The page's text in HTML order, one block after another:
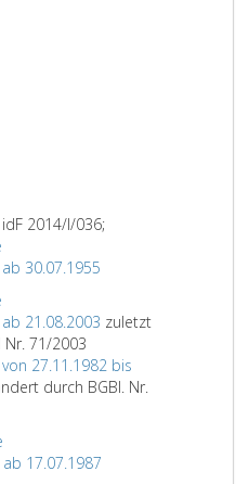
2014/I/036;
30.07.1955
21.08.2003 zuletzt
Nr. 71/2003
27.11.1982 bis
durch BGBl. Nr.
17.07.1987